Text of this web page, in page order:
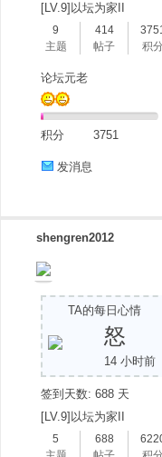
[LV.9]以坛为家II
9
主题
414
帖子
积
论坛元老
积分 3751
发消息
shengren2012
TA的每日心情
怒
14 小时前
签到天数: 688 天
[LV.9]以坛为家II
5
688